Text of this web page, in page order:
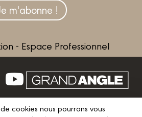
m'abonne !
- Espace Professionnel
nous
cookies nous pourrons vous